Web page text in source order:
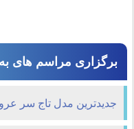
برگزاری مراسم های به
جدیدترین مدل تاج سر